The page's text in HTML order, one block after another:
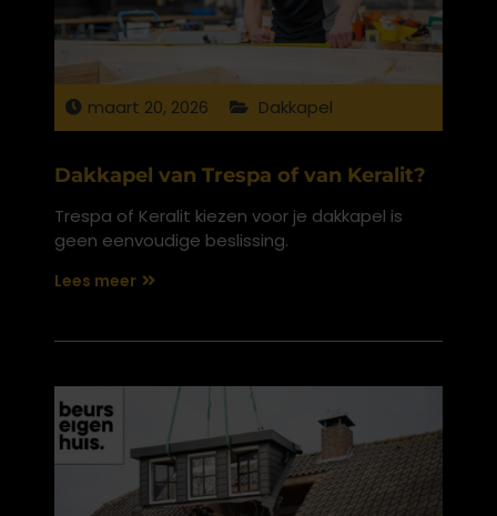
maart 20, 2026 Dakkapel
Dakkapel van Trespa of van Keralit?
Trespa of Keralit kiezen voor je dakkapel is
geen eenvoudige beslissing.
Lees meer